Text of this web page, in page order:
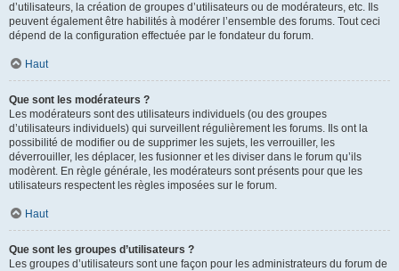
d’utilisateurs, la création de groupes d’utilisateurs ou de modérateurs, etc. Ils
peuvent également être habilités à modérer l’ensemble des forums. Tout ceci
dépend de la configuration effectuée par le fondateur du forum.
Haut
Que sont les modérateurs ?
Les modérateurs sont des utilisateurs individuels (ou des groupes
d’utilisateurs individuels) qui surveillent régulièrement les forums. Ils ont la
possibilité de modifier ou de supprimer les sujets, les verrouiller, les
déverrouiller, les déplacer, les fusionner et les diviser dans le forum qu’ils
modèrent. En règle générale, les modérateurs sont présents pour que les
utilisateurs respectent les règles imposées sur le forum.
Haut
Que sont les groupes d’utilisateurs ?
Les groupes d’utilisateurs sont une façon pour les administrateurs du forum de